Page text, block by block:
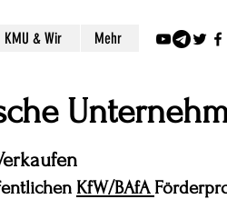
KMU & Wir Mehr
KfW/BAfA